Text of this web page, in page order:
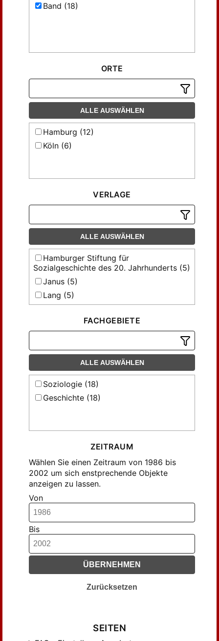
Band (18)
ORTE
ALLE AUSWÄHLEN
Hamburg (12)
Köln (6)
VERLAGE
ALLE AUSWÄHLEN
Hamburger Stiftung für
Sozialgeschichte des 20. Jahrhunderts (5)
Janus (5)
Lang (5)
FACHGEBIETE
ALLE AUSWÄHLEN
Soziologie (18)
Geschichte (18)
ZEITRAUM
Wählen Sie einen Zeitraum von 1986 bis
2002 um sich enstprechende Objekte
anzeigen zu lassen.
Von
Bis
ÜBERNEHMEN
Zurücksetzen
SEITEN